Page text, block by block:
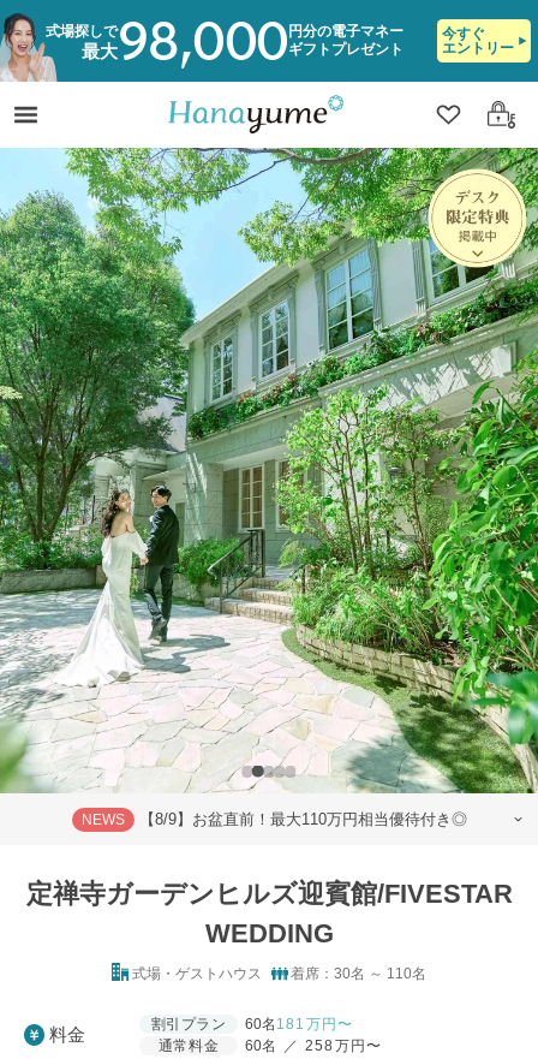
式場探しで
最大98,000 円分の電子マネー
ギフトプレゼント
今すぐ
エントリー
クリップ
ログ
NEWS 【8/9】お盆直前！最大110万円相当優待付き◎
定禅寺ガーデンヒルズ迎賓館/FIVESTAR
WEDDING
式場・ゲストハウス 着席：30名 ～ 110名
料金
割引プラン 60名 181 万円〜
通常料金
60名 ／ 258万円〜